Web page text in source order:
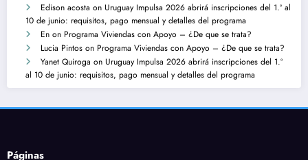
Edison acosta on Uruguay Impulsa 2026 abrirá inscripciones del 1.º al
10 de junio: requisitos, pago mensual y detalles del programa
En on Programa Viviendas con Apoyo – ¿De que se trata?
Lucia Pintos on Programa Viviendas con Apoyo – ¿De que se trata?
Yanet Quiroga on Uruguay Impulsa 2026 abrirá inscripciones del 1.º
al 10 de junio: requisitos, pago mensual y detalles del programa
Páginas